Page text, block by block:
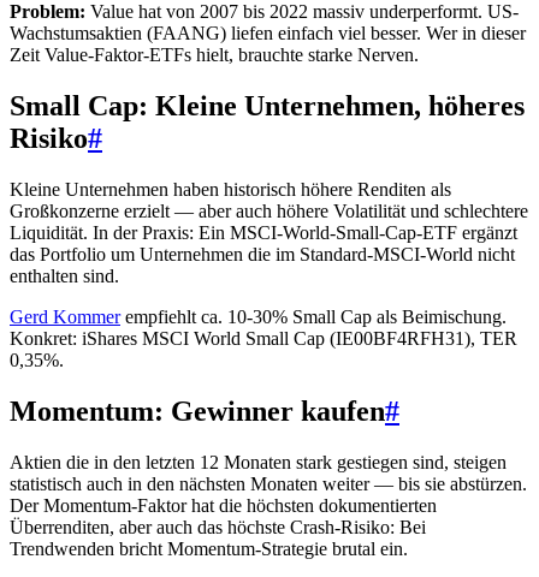
Problem: Value hat von 2007 bis 2022 massiv underperformt. US-
Wachstumsaktien (FAANG) liefen einfach viel besser. Wer in dieser
Zeit Value-Faktor-ETFs hielt, brauchte starke Nerven.
Small Cap: Kleine Unternehmen, höheres
Risiko#
Kleine Unternehmen haben historisch höhere Renditen als
Großkonzerne erzielt — aber auch höhere Volatilität und schlechtere
Liquidität. In der Praxis: Ein MSCI-World-Small-Cap-ETF ergänzt
das Portfolio um Unternehmen die im Standard-MSCI-World nicht
enthalten sind.
Gerd Kommerempfiehlt ca. 10-30% Small Cap als Beimischung.
Konkret: iShares MSCI World Small Cap (IE00BF4RFH31), TER
0,35%.
Momentum: Gewinner kaufen#
Aktien die in den letzten 12 Monaten stark gestiegen sind, steigen
statistisch auch in den nächsten Monaten weiter — bis sie abstürzen.
Der Momentum-Faktor hat die höchsten dokumentierten
Überrenditen, aber auch das höchste Crash-Risiko: Bei
Trendwenden bricht Momentum-Strategie brutal ein.